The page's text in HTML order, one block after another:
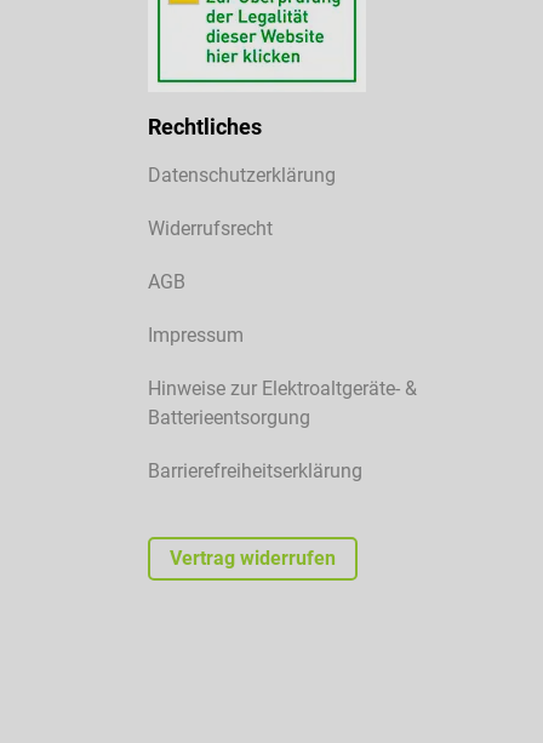
Rechtliches
Datenschutzerklärung
Widerrufsrecht
AGB
Impressum
Hinweise zur Elektroaltgeräte- &
Batterieentsorgung
Barrierefreiheitserklärung
Vertrag widerrufen